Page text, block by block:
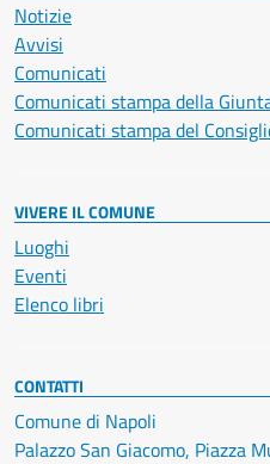
Notizie
Avvisi
Comunicati
Comunicati stampa della
Comunicati stampa del
VIVERE IL COMUNE
Luoghi
Eventi
Elenco libri
CONTATTI
Comune di Napoli
Palazzo San Giacomo, Piazza